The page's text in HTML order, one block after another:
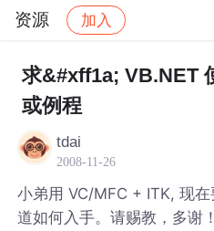
资源 加入
社区 资源
求&#xff1a; VB.NET
或例程
tdai
2008-11-26
小弟用 VC/MFC + ITK, 现
道如何入手。请赐教，多谢